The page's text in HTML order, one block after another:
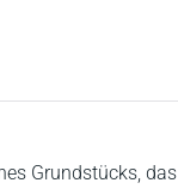
Grundstücks,